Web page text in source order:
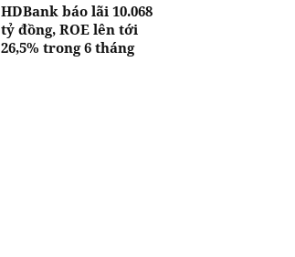
HDBank báo lãi 10.068
tỷ đồng, ROE lên tới
26,5% trong 6 tháng